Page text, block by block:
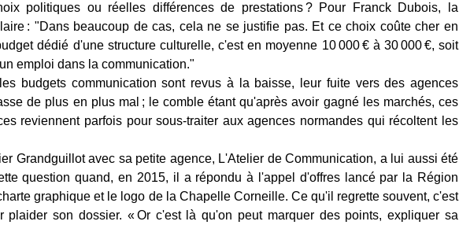
politiques ou réelles différences de prestations ? Pour Franck Dubois, la
: "Dans beaucoup de cas, cela ne se justifie pas. Et ce choix coûte cher en
dédié d'une structure culturelle, c'est en moyenne 10 000 € à 30 000 €, soit
emploi dans la communication."
budgets communication sont revus à la baisse, leur fuite vers des agences
de plus en plus mal ; le comble étant qu'après avoir gagné les marchés, ces
reviennent parfois pour sous-traiter aux agences normandes qui récoltent les
Grandguillot avec sa petite agence, L'Atelier de Communication, a lui aussi été
question quand, en 2015, il a répondu à l'appel d'offres lancé par la Région
graphique et le logo de la Chapelle Corneille. Ce qu'il regrette souvent, c'est
plaider son dossier. « Or c'est là qu'on peut marquer des points, expliquer sa